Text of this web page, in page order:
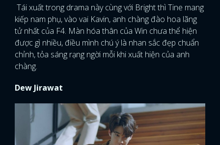
Tái xuất trong drama này cùng với Bright thì Tine mang
kiếp nam phụ, vào vai Kavin, anh chàng đào hoa lãng
tử nhất của F4. Màn hóa thân của Win chưa thể hiện
được gì nhiều, điều mình chú ý là nhan sắc đẹp chuẩn
chỉnh, tỏa sáng rạng ngời mỗi khi xuất hiện của anh
chàng.
Dew Jirawat